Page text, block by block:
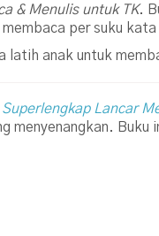
& Menulis untuk TK.
per suku
latih anak untuk
Lancar
menyenangkan.